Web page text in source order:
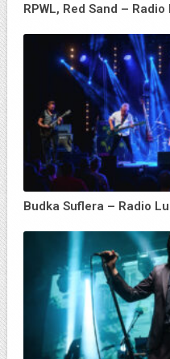
RPWL, Red Sand –
Budka Suflera – Radio